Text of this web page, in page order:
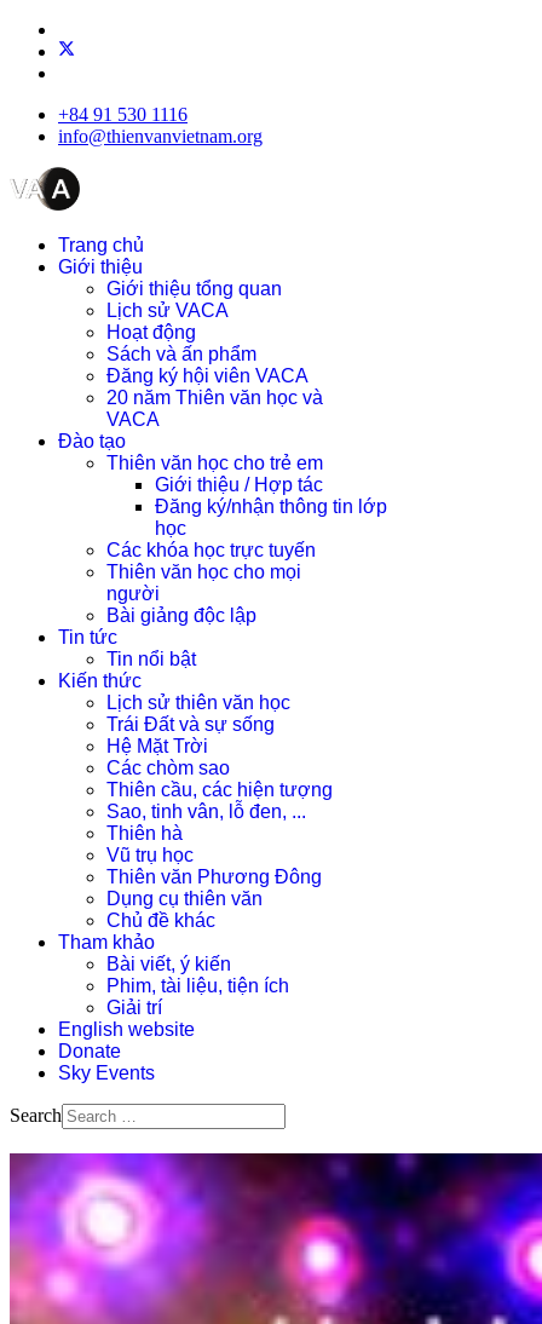
+84 91 530 1116
info@thienvanvietnam.org
Trang chủ
Giới thiệu
Giới thiệu tổng quan
Lịch sử VACA
Hoạt động
Sách và ấn phẩm
Đăng ký hội viên VACA
20 năm Thiên văn học và
VACA
Đào tạo
Thiên văn học cho trẻ em
Giới thiệu / Hợp tác
Đăng ký/nhận thông tin lớp
học
Các khóa học trực tuyến
Thiên văn học cho mọi
người
Bài giảng độc lập
Tin tức
Tin nổi bật
Kiến thức
Lịch sử thiên văn học
Trái Đất và sự sống
Hệ Mặt Trời
Các chòm sao
Thiên cầu, các hiện tượng
Sao, tinh vân, lỗ đen, ...
Thiên hà
Vũ trụ học
Thiên văn Phương Đông
Dụng cụ thiên văn
Chủ đề khác
Tham khảo
Bài viết, ý kiến
Phim, tài liệu, tiện ích
Giải trí
English website
Donate
Sky Events
Search